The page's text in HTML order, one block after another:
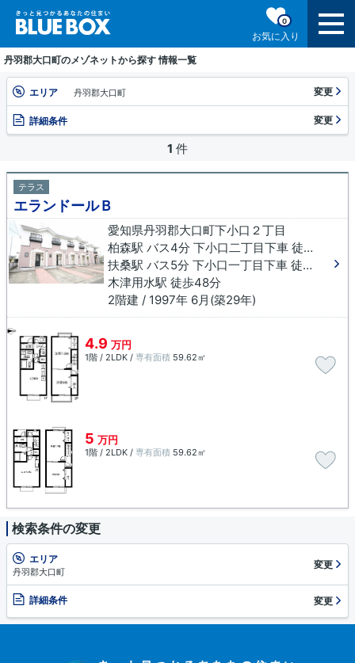
お気に入り
0
丹羽郡大口町のメゾネットから探す 情報一覧
エリア 丹羽郡大口町 変更
詳細条件 変更
1 件
テラス
エランドールＢ
愛知県丹羽郡大口町下小口２丁目
柏森駅 バス4分 下小口二丁目下車 徒歩3分
扶桑駅 バス5分 下小口一丁目下車 徒歩2分
木津用水駅 徒歩48分
2階建 / 1997年 6月(築29年)
4.9 万円
1階 / 2LDK / 専有面積 59.62㎡
5 万円
1階 / 2LDK / 専有面積 59.62㎡
検索条件の変更
エリア
丹羽郡大口町
変更
詳細条件 変更